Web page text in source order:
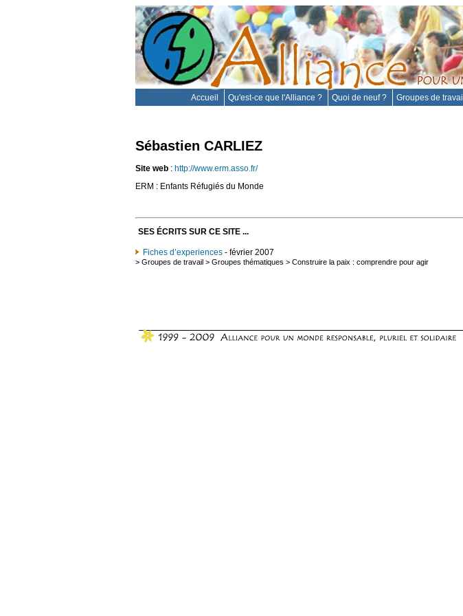
Accueil Qu'est-ce que l'Alliance ? Quoi de neuf ? Groupes de travail
Sébastien CARLIEZ
Site web : http://www.erm.asso.fr/
ERM : Enfants Réfugiés du Monde
SES ÉCRITS SUR CE SITE ...
Fiches d’experiences - février 2007
> Groupes de travail > Groupes thématiques > Construire la paix : comprendre pour agir